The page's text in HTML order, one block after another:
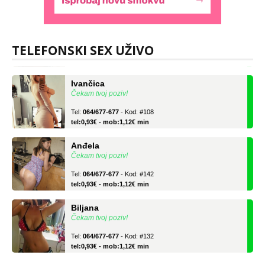
TELEFONSKI SEX UŽIVO
Biljana
Čekam tvoj poziv!
tel:0,93€ - mob:1,12€ min
Čekam tvoj poziv!
tel:0,93€ - mob:1,12€ min
Čekam tvoj poziv!
tel:0,93€ - mob:1,12€ min
Čekam tvoj poziv!
tel:0,93€ - mob:1,12€ min